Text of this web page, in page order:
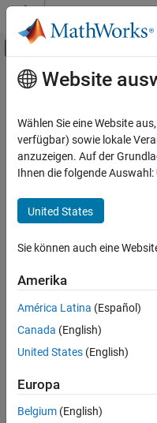
Weiter zum Inhalt
Umschaltung
Startseite der Dokumentation
Hauptinhalt
How
Website
Wählen Sie eine Website
verfügbar) sowie lokale
anzuzeigen. Auf der
Ihnen die folgende Auswahl:
United States
Sie können auch eine
Amerika
América Latina (Español)
Canada (English)
United States (English)
Europa
Belgium (English)
Trust Center